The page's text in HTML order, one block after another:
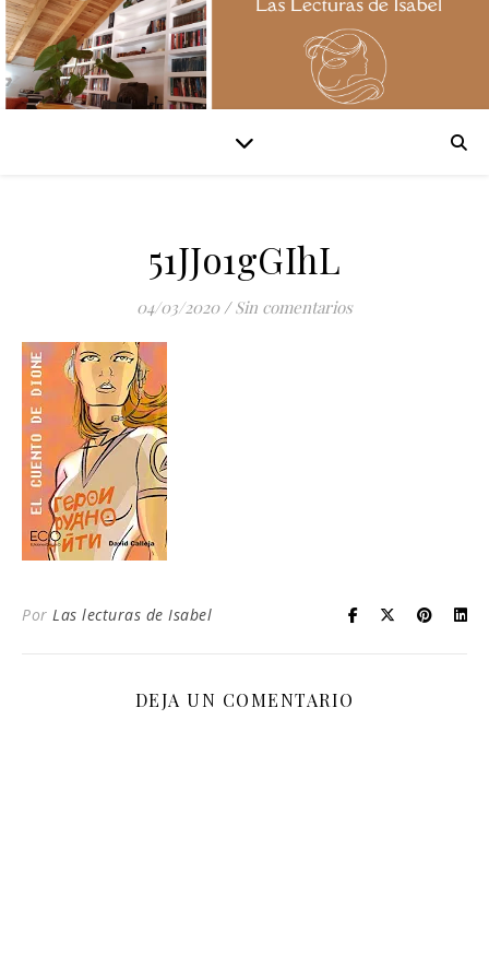
51JJo1gGIhL
04/03/2020 / Sin comentarios
Por Las lecturas de Isabel
DEJA UN COMENTARIO